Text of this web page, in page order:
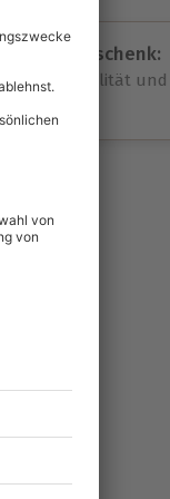
Geschenk:
volle Flexibilität und
für alle Erlebnisse